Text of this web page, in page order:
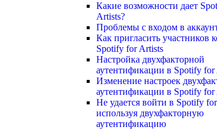
Какие возможности дает
Artists?
Проблемы с входом в
Как пригласить участников
Spotify for Artists
Настройка двухфакторной
аутентификации в Spotify for
Изменение настроек
аутентификации в Spotify for
Не удается войти в Spotify
используя двухфакторную
аутентификацию